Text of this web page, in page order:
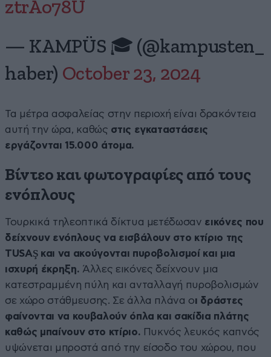
ztrAo78U
— KAMPÜS 🎓 (@kampusten_
haber) October 23, 2024
Τα μέτρα ασφαλείας στην περιοχή είναι δρακόντεια
αυτή την ώρα, καθώς στις εγκαταστάσεις
εργάζονται 15.000 άτομα.
Βίντεο και φωτογραφίες από τους
ενόπλους
Τουρκικά τηλεοπτικά δίκτυα μετέδωσαν εικόνες που
δείχνουν ενόπλους να εισβάλουν στο κτίριο της
TUSAŞ και να ακούγονται πυροβολισμοί και μια
ισχυρή έκρηξη. Άλλες εικόνες δείχνουν μια
κατεστραμμένη πύλη και ανταλλαγή πυροβολισμών
σε χώρο στάθμευσης. Σε άλλα πλάνα οι δράστες
φαίνονται να κουβαλούν όπλα και σακίδια πλάτης
καθώς μπαίνουν στο κτίριο. Πυκνός λευκός καπνός
υψώνεται μπροστά από την είσοδο του χώρου, που